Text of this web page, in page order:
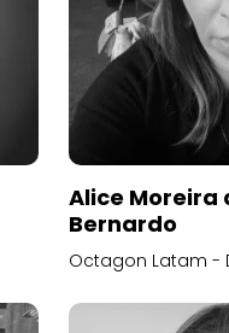
Alice
Bernardo
Octagon Latam -